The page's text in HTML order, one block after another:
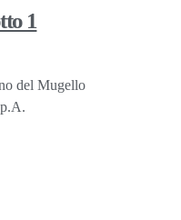
1
del Mugello